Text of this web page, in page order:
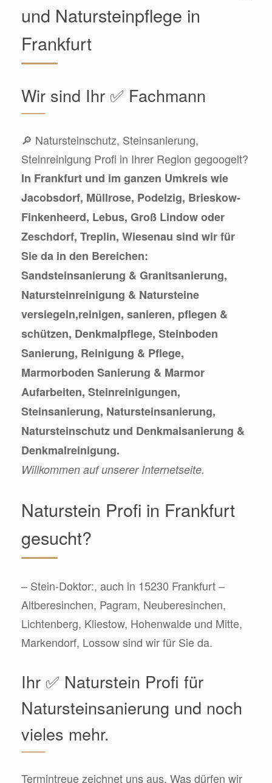
und Natursteinpflege in
Frankfurt
Wir sind Ihr ✅ Fachmann
🔎 Natursteinschutz, Steinsanierung,
Steinreinigung Profi in Ihrer Region gegoogelt?
In Frankfurt und im ganzen Umkreis wie
Jacobsdorf, Müllrose, Podelzig, Brieskow-
Finkenheerd, Lebus, Groß Lindow oder
Zeschdorf, Treplin, Wiesenau sind wir für
Sie da in den Bereichen:
Sandsteinsanierung & Granitsanierung,
Natursteinreinigung & Natursteine
versiegeln,reinigen, sanieren, pflegen &
schützen, Denkmalpflege, Steinboden
Sanierung, Reinigung & Pflege,
Marmorboden Sanierung & Marmor
Aufarbeiten, Steinreinigungen,
Steinsanierung, Natursteinsanierung,
Natursteinschutz und Denkmalsanierung &
Denkmalreinigung.
Willkommen auf unserer Internetseite.
Naturstein Profi in Frankfurt
gesucht?
– Stein-Doktor:, auch in 15230 Frankfurt –
Altberesinchen, Pagram, Neuberesinchen,
Lichtenberg, Kliestow, Hohenwalde und Mitte,
Markendorf, Lossow sind wir für Sie da.
Ihr ✅ Naturstein Profi für
Natursteinsanierung und noch
vieles mehr.
Termintreue zeichnet uns aus. Was dürfen wir